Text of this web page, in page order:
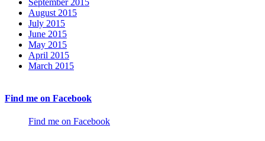
August 2015
July 2015
June 2015
May 2015
April 2015
March 2015
Find me on Facebook
Find me on Facebook